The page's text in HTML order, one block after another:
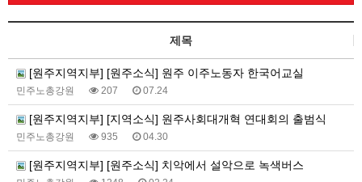
제목
[원주지역지부] [원주소식] 원주 이주노동자 한국어교실
민주노총강원 207 07.24
[원주지역지부] [지역소식] 원주사회대개혁 연대회의 출범식
민주노총강원 935 04.30
[원주지역지부] [원주소식] 치악에서 설악으로 녹색버스